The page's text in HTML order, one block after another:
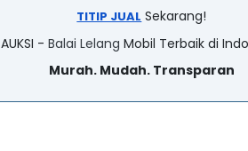
TITIP JUAL Sekarang!
AUKSI -Balai Lelang Mobil Terbaik di
Murah. Mudah. Transparan